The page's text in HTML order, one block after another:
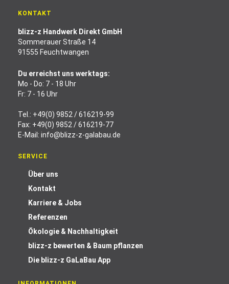
KONTAKT
blizz-z Handwerk Direkt GmbH
Sommerauer Straße 14
91555 Feuchtwangen
Du erreichst uns werktags:
Mo - Do: 7 - 18 Uhr
Fr: 7 - 16 Uhr
Tel.: +49(0) 9852 / 616219-99
Fax: +49(0) 9852 / 616219-77
E-Mail: info@blizz-z-galabau.de
SERVICE
Über uns
Kontakt
Karriere & Jobs
Referenzen
Ökologie & Nachhaltigkeit
blizz-z bewerten & Baum pflanzen
Die blizz-z GaLaBau App